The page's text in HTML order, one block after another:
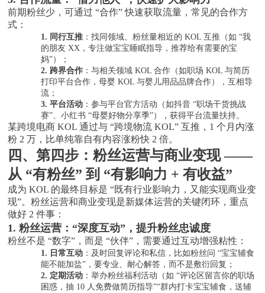
前期粉丝少，可通过 “合作” 快速获取流量，常见的合作方
式：
1. 同行互推 ：找同领域、粉丝量相近的 KOL 互推（如 “我
的朋友 XX，专注做宝宝睡眠指导，推荐给有需要的宝
妈”）；
2.跨界合作 ：与相关领域 KOL 合作（如职场 KOL 与简历
打印平台合作，母婴 KOL 与婴儿用品品牌合作），互相导
流；
3.平台活动 ：参与平台官方活动（如抖音 “职场干货挑战
赛”、小红书 “母婴好物分享季”），获得平台流量扶持。
某跨境电商 KOL 通过与 “跨境物流 KOL” 互推，1 个月内涨
粉 2 万，比单纯靠自有内容涨粉快 2 倍。
四、第四步：粉丝运营与商业变现 ——
从 “有粉丝” 到 “有影响力 + 有收益”
成为 KOL 的最终目标是 “既有行业影响力，又能实现商业变
现”。粉丝运营和商业变现是新媒体运营的关键闭环，重点
做好 2 件事：
1. 粉丝运营：“深度互动”，提升粉丝忠诚度
粉丝不是 “数字”，而是 “伙伴”，需要通过互动增强粘性：
1. 日常互动 ：及时回复评论和私信，比如粉丝问 “宝宝辅食
能不能加盐”，要专业、耐心解答，而不是敷衍回复；
2. 定期活动 ：举办粉丝福利活动（如 “评论区留言你的职场
困惑，抽 10 人免费做简历指导”“群内打卡宝宝辅食，送辅